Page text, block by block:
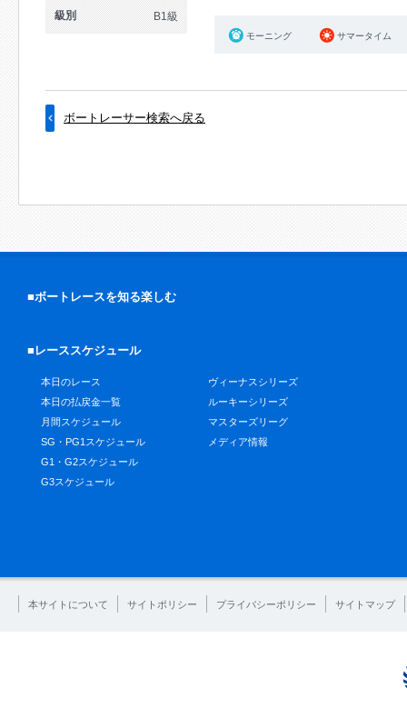
級別 B1級
モーニング サマータイム
ボートレーサー検索へ戻る
■ボートレースを知る楽しむ
■レーススケジュール
本日のレース
本日の払戻金一覧
月間スケジュール
SG・PG1スケジュール
G1・G2スケジュール
G3スケジュール
ヴィーナスシリーズ
ルーキーシリーズ
マスターズリーグ
メディア情報
本サイトについて サイトポリシー プライバシーポリシー サイトマップ